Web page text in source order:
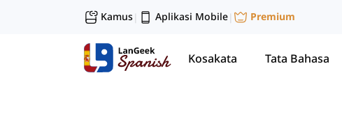
Kamus| Aplikasi Mobile| Premium
Kosakata Tata Bahasa